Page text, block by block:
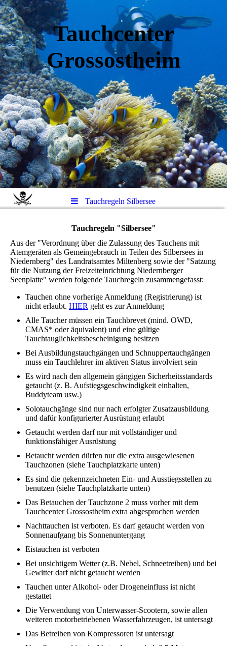
Tauchcenter
Grossostheim
Tauchregeln Silbersee
Tauchregeln "Silbersee"
Aus der "Verordnung über die Zulassung des Tauchens mit
Atemgeräten als Gemeingebrauch in Teilen des Silbersees in
Niedernberg" des Landratsamtes Miltenberg sowie der "Satzung
für die Nutzung der Freizeiteinrichtung Niedernberger
Seenplatte" werden folgende Tauchregeln zusammengefasst:
Tauchen ohne vorherige Anmeldung (Registrierung) ist
nicht erlaubt. HIER geht es zur Anmeldung
Alle Taucher müssen ein Tauchbrevet (mind. OWD,
CMAS* oder äquivalent) und eine gültige
Tauchtauglichkeitsbescheinigung besitzen
Bei Ausbildungstauchgängen und Schnuppertauchgängen
muss ein Tauchlehrer im aktiven Status involviert sein
Es wird nach den allgemein gängigen Sicherheitsstandards
getaucht (z. B. Aufstiegsgeschwindigkeit einhalten,
Buddyteam usw.)
Solotauchgänge sind nur nach erfolgter Zusatzausbildung
und dafür konfigurierter Ausrüstung erlaubt
Getaucht werden darf nur mit vollständiger und
funktionsfähiger Ausrüstung
Betaucht werden dürfen nur die extra ausgewiesenen
Tauchzonen (siehe Tauchplatzkarte unten)
Es sind die gekennzeichneten Ein- und Ausstiegsstellen zu
benutzen (siehe Tauchplatzkarte unten)
Das Betauchen der Tauchzone 2 muss vorher mit dem
Tauchcenter Grossostheim extra abgesprochen werden
Nachttauchen ist verboten. Es darf getaucht werden von
Sonnenaufgang bis Sonnenuntergang
Eistauchen ist verboten
Bei unsichtigem Wetter (z.B. Nebel, Schneetreiben) und bei
Gewitter darf nicht getaucht werden
Tauchen unter Alkohol- oder Drogeneinfluss ist nicht
gestattet
Die Verwendung von Unterwasser-Scootern, sowie allen
weiteren motorbetriebenen Wasserfahrzeugen, ist untersagt
Das Betreiben von Kompressoren ist untersagt